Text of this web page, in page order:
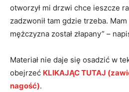
otworzył mi drzwi chce ieszcze
zadzwonił tam gdzie trzeba.
mężczyzna został złapany” –
Materiał nie daje się osadzić w
obejrzeć KLIKAJĄC TUTAJ
nagość).